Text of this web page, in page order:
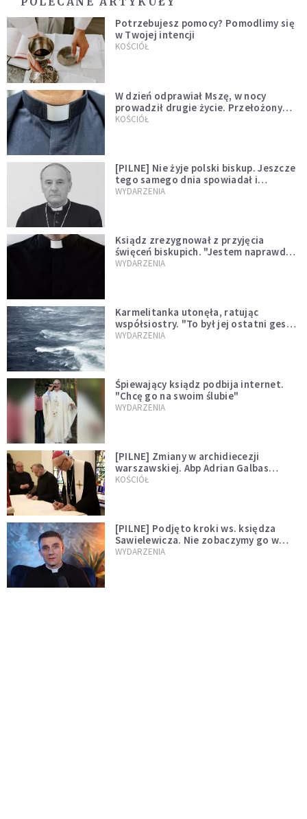
Potrzebujesz pomocy? Pomodlimy się
w Twojej intencji
KOŚCIÓŁ
W dzień odprawiał Mszę, w nocy
prowadził drugie życie. Przełożony
kazał mu opuścić zakon
KOŚCIÓŁ
[PILNE] Nie żyje polski biskup. Jeszcze
tego samego dnia spowiadał i
sprawował Mszę świętą
WYDARZENIA
Ksiądz zrezygnował z przyjęcia
święceń biskupich. "Jestem naprawdę
niegodny"
WYDARZENIA
Karmelitanka utonęła, ratując
współsiostry. "To był jej ostatni gest
miłości"
WYDARZENIA
Śpiewający ksiądz podbija internet.
"Chcę go na swoim ślubie"
WYDARZENIA
[PILNE] Zmiany w archidiecezji
warszawskiej. Abp Adrian Galbas
wręczył dekrety nowym proboszczom
KOŚCIÓŁ
[PILNE] Podjęto kroki ws. księdza
Sawielewicza. Nie zobaczymy go w
mediach
WYDARZENIA